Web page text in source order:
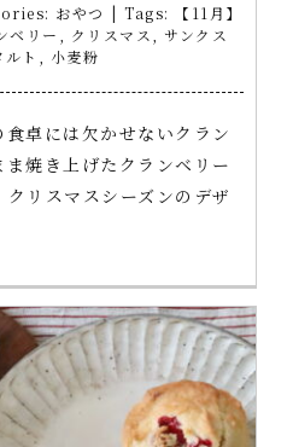
おやつ | Tags:
【11月】
ベリー クリスマス
サンクス
ト 小麦粉
には欠かせないクラン
焼き上げたクランベリー
リスマスシーズンのデザ